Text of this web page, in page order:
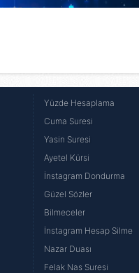
Yüzde Hesaplama
Cuma Suresi
Yasin Suresi
Ayetel Kürsi
İnstagram Dondurma
Güzel Sözler
Bilmeceler
İnstagram Hesap Silme
Nazar Duası
Felak Nas Suresi